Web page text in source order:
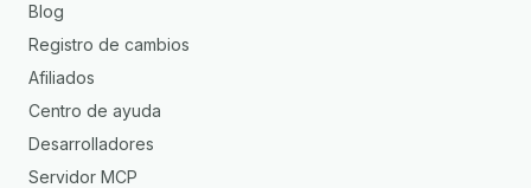
Blog
Registro de cambios
Afiliados
Centro de ayuda
Desarrolladores
Servidor MCP